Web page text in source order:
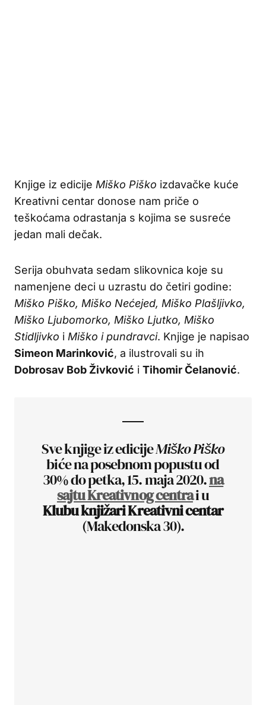
Knjige iz edicije Miško Piško izdavačke kuće
Kreativni centar donose nam priče o
teškoćama odrastanja s kojima se susreće
jedan mali dečak.
Serija obuhvata sedam slikovnica koje su
namenjene deci u uzrastu do četiri godine:
Miško Piško, Miško Nećejed, Miško Plašljivko,
Miško Ljubomorko, Miško Ljutko, Miško
Stidljivko i Miško i pundravci. Knjige je napisao
Simeon Marinković, a ilustrovali su ih
Dobrosav Bob Živković i Tihomir Čelanović.
Sve knjige iz edicijeMiško Piško
biće na posebnom popustu od
30% do petka, 15. maja 2020.na
sajtu Kreativnog centrai u
Klubu knjižari Kreativni centar
(Makedonska 30).